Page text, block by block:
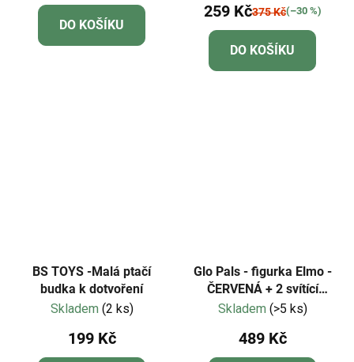
DO KOŠÍKU
produktu
je
5,0
z
259 Kč375 Kč(–30 %)
DO KOŠÍKU
BS TOYS -Malá ptačí
budka k dotvoření
Skladem (2 ks)
199 Kč
Glo Pals - figurka Elmo -
ČERVENÁ + 2 svítící
kostky do vody
Skladem (>5 ks)
489 Kč